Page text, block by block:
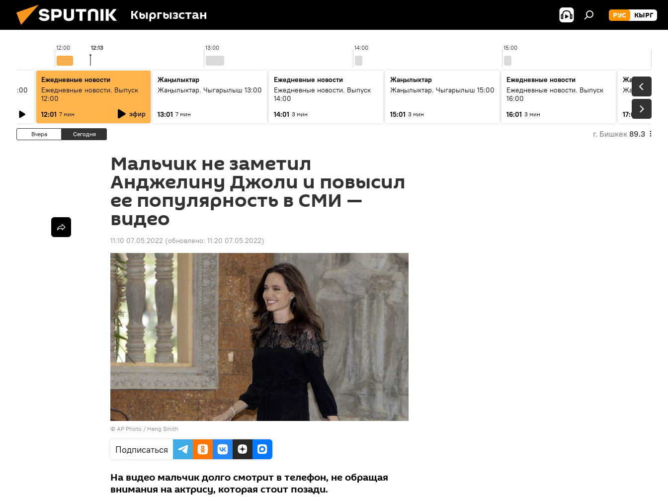
Кыргызстан РУС КЫРГ
12:00 13:00 14:00 15:00
12:13
11:00
Ежедневные новости
Ежедневные новости. Выпуск
12:00
12:01 7 мин эфир
Жаңылыктар
Жаңылыктар. Чыгарылыш 13:00
13:01 7 мин
Ежедневные новости
Ежедневные новости. Выпуск
14:00
14:01 3 мин
Жаңылыктар
Жаңылыктар. Чыгарылыш 15:00
15:01 3 мин
Ежедневные новости
Ежедневные новости. Выпуск
16:00
16:01 3 мин
Жаңылыктар
17:01 5 мин
Вчера Сегодня г. Бишкек 89.3
Мальчик не заметил
Анджелину Джоли и повысил
ее популярность в СМИ —
видео
11:10 07.05.2022 (обновлено: 11:20 07.05.2022)
© AP Photo / Heng Sinith
Подписаться
На видео мальчик долго смотрит в телефон, не обращая
внимания на актрису, которая стоит позади.